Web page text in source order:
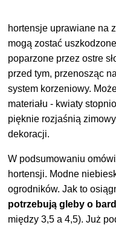
hortensje uprawiane na
mogą zostać
poparzone przez ostre
przed tym, przenosząc
system korzeniowy.
materiału - kwiaty
pięknie rozjaśnią
dekoracji.
W podsumowaniu
hortensji. Modne
ogrodników. Jak to
potrzebują gleby o
między 3,5 a 4,5). Już